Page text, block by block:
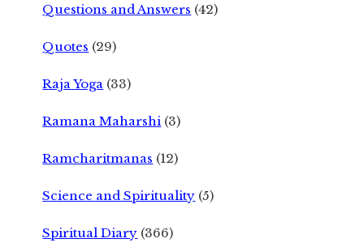
Questions and Answers (42)
Quotes (29)
Raja Yoga (33)
Ramana Maharshi (3)
Ramcharitmanas (12)
Science and Spirituality (5)
Spiritual Diary (366)